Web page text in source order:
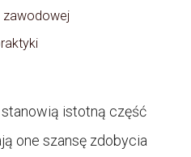
zawodowej
istotną część
one szansę zdobycia